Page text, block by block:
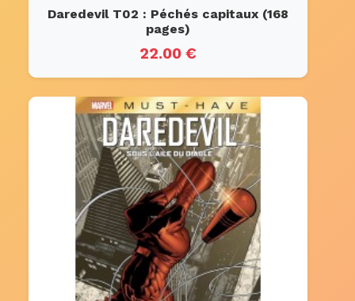
Daredevil T02 : Péchés capitaux (168
pages)
22.00 €